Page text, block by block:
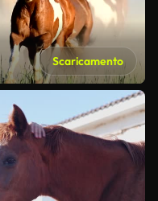
Scaricamento